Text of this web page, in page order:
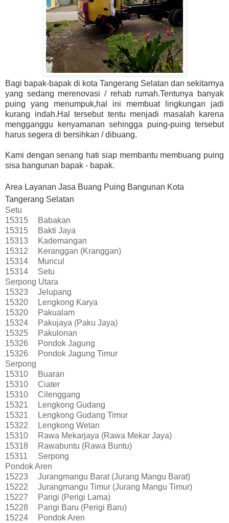
Bagi bapak-bapak di kota Tangerang Selatan dan sekitarnya
yang sedang merenovasi / rehab rumah.Tentunya banyak
puing yang menumpuk,hal ini membuat lingkungan jadi
kurang indah.Hal tersebut tentu menjadi masalah karena
mengganggu kenyamanan sehingga puing-puing tersebut
harus segera di bersihkan / dibuang.
Kami dengan senang hati siap membantu membuang puing
sisa bangunan bapak - bapak.
Area Layanan Jasa Buang Puing Bangunan Kota
Tangerang Selatan
Setu
15315
Babakan
15315
Bakti Jaya
15313
Kademangan
15312
Keranggan (Kranggan)
15314
Muncul
15314
Setu
Serpong Utara
15323
Jelupang
15320
Lengkong Karya
15320
Pakualam
15324
Pakujaya (Paku Jaya)
15325
Pakulonan
15326
Pondok Jagung
15326
Pondok Jagung Timur
Serpong
15310
Buaran
15310
Ciater
15310
Cilenggang
15321
Lengkong Gudang
15321
Lengkong Gudang Timur
15322
Lengkong Wetan
15310
Rawa Mekarjaya (Rawa Mekar Jaya)
15318
Rawabuntu (Rawa Buntu)
15311
Serpong
Pondok Aren
15223
Jurangmangu Barat (Jurang Mangu Barat)
15222
Jurangmangu Timur (Jurang Mangu Timur)
15227
Parigi (Perigi Lama)
15228
Parigi Baru (Perigi Baru)
15224
Pondok Aren